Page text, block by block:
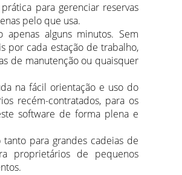
para gerenciar reservas
pelo que usa.
alguns minutos. Sem
por cada estação de trabalho,
de manutenção ou quaisquer
na fácil orientação e uso do
recém-contratados, para os
software de forma plena e
para grandes cadeias de
proprietários de pequenos